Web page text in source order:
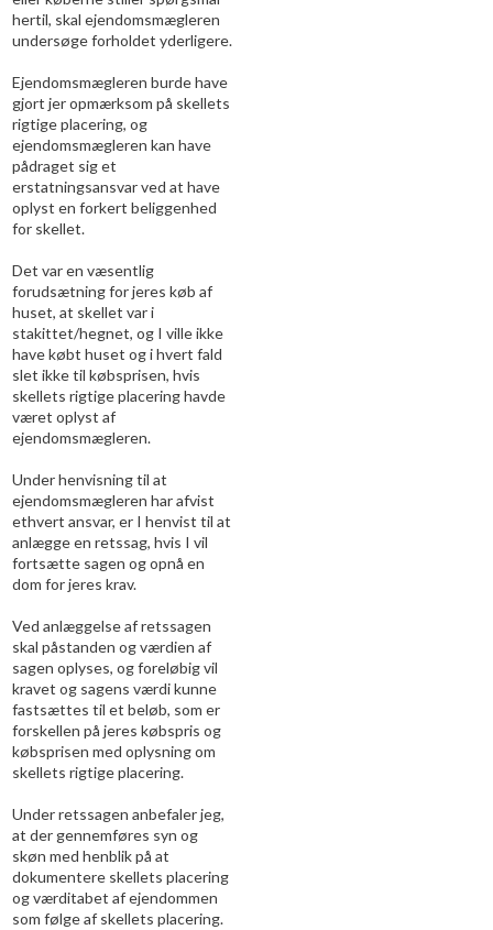
hertil, skal ejendomsmægleren
undersøge forholdet yderligere.
Ejendomsmægleren burde have
gjort jer opmærksom på skellets
rigtige placering, og
ejendomsmægleren kan have
pådraget sig et
erstatningsansvar ved at have
oplyst en forkert beliggenhed
for skellet.
Det var en væsentlig
forudsætning for jeres køb af
huset, at skellet var i
stakittet/hegnet, og I ville ikke
have købt huset og i hvert fald
slet ikke til købsprisen, hvis
skellets rigtige placering havde
været oplyst af
ejendomsmægleren.
Under henvisning til at
ejendomsmægleren har afvist
ethvert ansvar, er I henvist til at
anlægge en retssag, hvis I vil
fortsætte sagen og opnå en
dom for jeres krav.
Ved anlæggelse af retssagen
skal påstanden og værdien af
sagen oplyses, og foreløbig vil
kravet og sagens værdi kunne
fastsættes til et beløb, som er
forskellen på jeres købspris og
købsprisen med oplysning om
skellets rigtige placering.
Under retssagen anbefaler jeg,
at der gennemføres syn og
skøn med henblik på at
dokumentere skellets placering
og værditabet af ejendommen
som følge af skellets placering.